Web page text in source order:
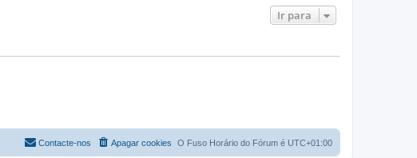
Ir para
O Fuso Horário do Fórum é UTC+01:00
Apagar cookies
Contacte-nos